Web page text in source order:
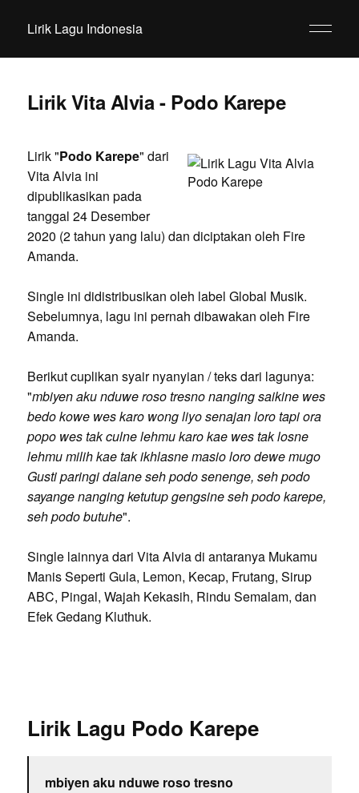
Lirik Lagu Indonesia
Lirik Vita Alvia - Podo Karepe
Lirik "Podo Karepe" dari
Vita Alvia ini
dipublikasikan pada
tanggal 24 Desember
2020 (2 tahun yang lalu) dan diciptakan oleh Fire
Amanda.
Single ini didistribusikan oleh label Global Musik.
Sebelumnya, lagu ini pernah dibawakan oleh Fire
Amanda.
Berikut cuplikan syair nyanyian / teks dari lagunya:
"mbiyen aku nduwe roso tresno nanging saikine wes
bedo kowe wes karo wong liyo senajan loro tapi ora
popo wes tak culne lehmu karo kae wes tak losne
lehmu milih kae tak ikhlasne masio loro dewe mugo
Gusti paringi dalane seh podo senenge, seh podo
sayange nanging ketutup gengsine seh podo karepe,
seh podo butuhe".
Single lainnya dari Vita Alvia di antaranya Mukamu
Manis Seperti Gula, Lemon, Kecap, Frutang, Sirup
ABC, Pingal, Wajah Kekasih, Rindu Semalam, dan
Efek Gedang Kluthuk.
Lirik Lagu Podo Karepe
mbiyen aku nduwe roso tresno